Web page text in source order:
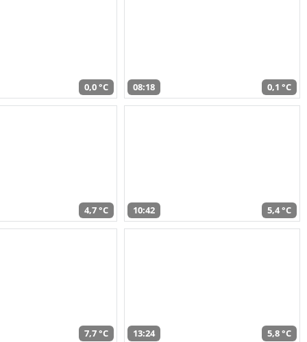
0,0 °C 08:18 0,1 °C
4,7 °C 10:42 5,4 °C
7,7 °C 13:24 5,8 °C